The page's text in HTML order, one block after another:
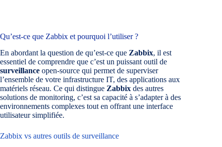
Qu’est-ce que Zabbix et pourquoi l’utiliser ?
En abordant la question de qu’est-ce que Zabbix, il est
essentiel de comprendre que c’est un puissant outil de
surveillance open-source qui permet de superviser
l’ensemble de votre infrastructure IT, des applications aux
matériels réseau. Ce qui distingue Zabbix des autres
solutions de monitoring, c’est sa capacité à s’adapter à des
environnements complexes tout en offrant une interface
utilisateur simplifiée.
Zabbix vs autres outils de surveillance